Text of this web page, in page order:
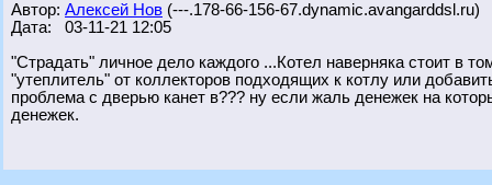
Автор: Алексей Нов (---.178-66-156-67.dynamic.avangarddsl.ru)
Дата: 03-11-21 12:05
"Страдать" личное дело каждого ...Котел наверняка стоит в
"утеплитель" от коллекторов подходящих к котлу или
проблема с дверью канет в??? ну если жаль денежек на
денежек.